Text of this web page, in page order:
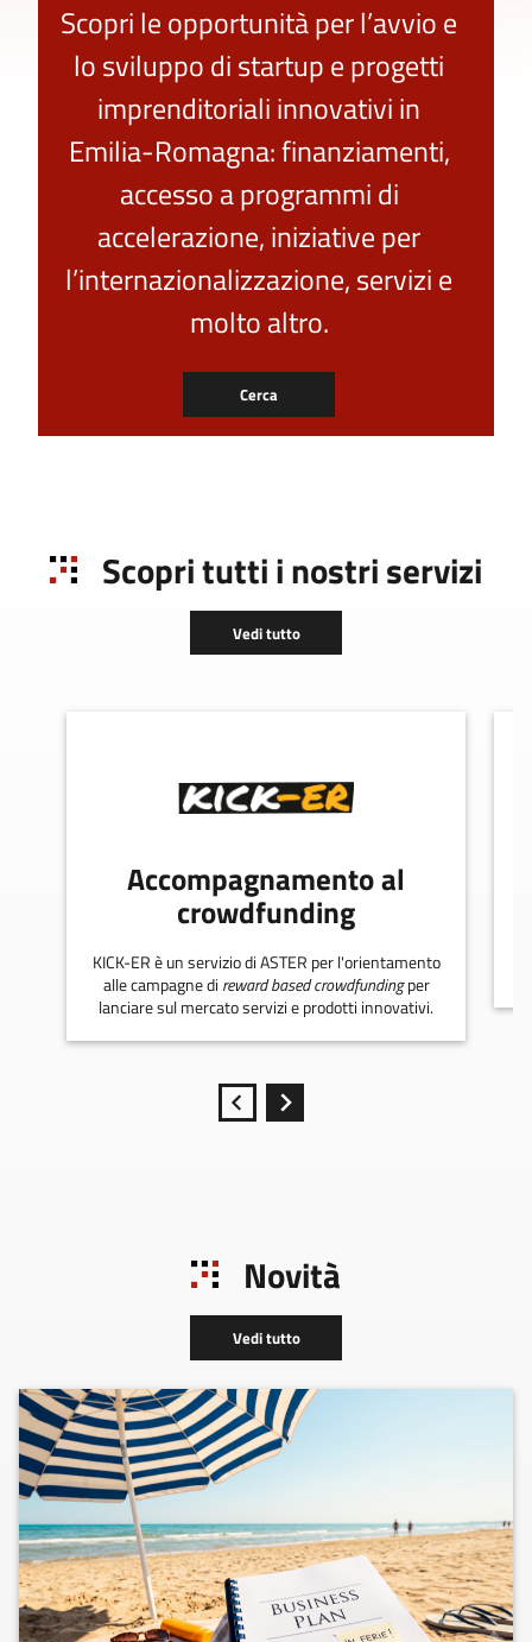
Scopri le opportunità per l’avvio e
lo sviluppo di startup e progetti
imprenditoriali innovativi in
Emilia-Romagna: finanziamenti,
accesso a programmi di
accelerazione, iniziative per
l’internazionalizzazione, servizi e
molto altro.
Cerca
Scopri tutti i nostri servizi
Vedi tutto
Accompagnamento al
crowdfunding
KICK-ER è un servizio di ASTER per l'orientamento
alle campagne di reward based crowdfundingper
lanciare sul mercato servizi e prodotti innovativi.
Novità
Vedi tutto